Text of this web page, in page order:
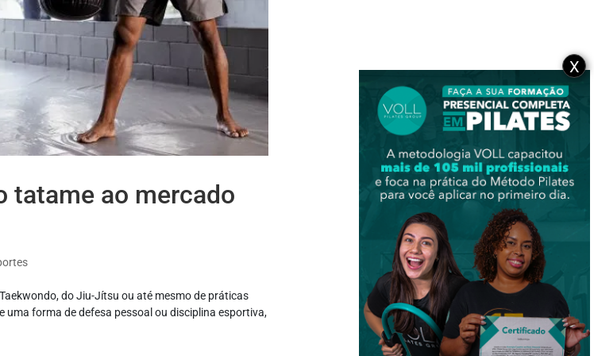
tatame ao mercado
do Jiu-Jítsu ou até mesmo de práticas
uma forma de defesa pessoal ou disciplina esportiva,
X